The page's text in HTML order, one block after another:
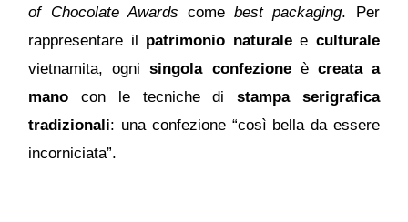
of Chocolate Awards comebest packaging. Per
rappresentare il patrimonio naturalee culturale
vietnamita, ognisingola confezioneè creata a
mano con le tecniche di stampa serigrafica
tradizionali: una confezione “così bella da essere
incorniciata”.